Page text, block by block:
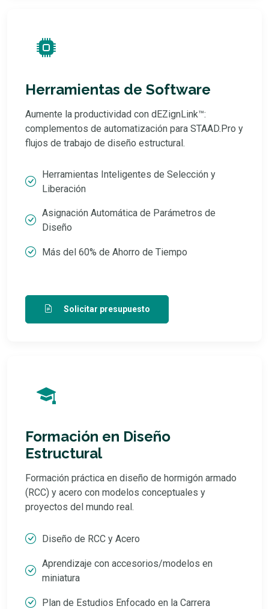
Herramientas de Software
Aumente la productividad con dEZignLink™:
complementos de automatización para STAAD.Pro y
flujos de trabajo de diseño estructural.
Herramientas Inteligentes de Selección y
Liberación
Asignación Automática de Parámetros de
Diseño
Más del 60% de Ahorro de Tiempo
Solicitar presupuesto
Formación en Diseño
Estructural
Formación práctica en diseño de hormigón armado
(RCC) y acero con modelos conceptuales y
proyectos del mundo real.
Diseño de RCC y Acero
Aprendizaje con accesorios/modelos en
miniatura
Plan de Estudios Enfocado en la Carrera